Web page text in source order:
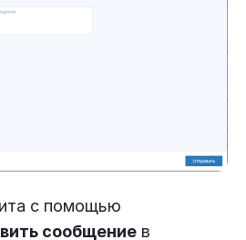
с помощью
сообщение в